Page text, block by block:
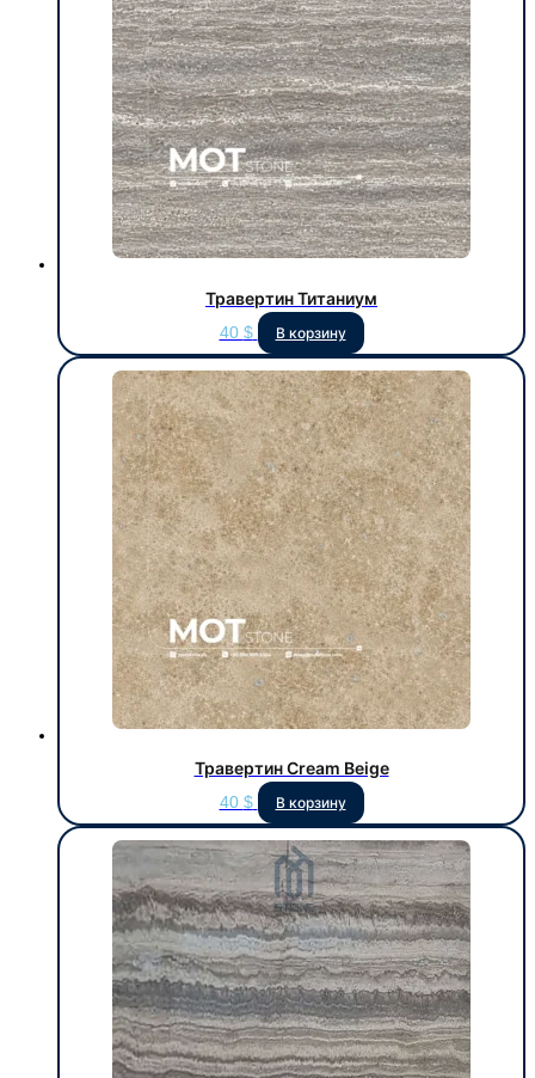
Травертин Титаниум
40 $ В корзину
Травертин Cream Beige
40 $ В корзину